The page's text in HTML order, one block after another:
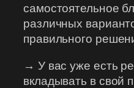
самостоятельное
различных
правильного
→ У вас уже есть
вкладывать в свой